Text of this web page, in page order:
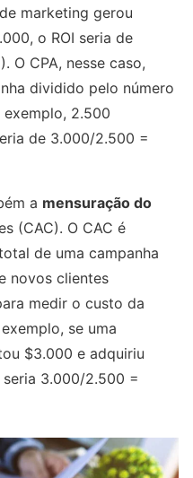
marketing gerou
o ROI seria de
O CPA, nesse caso,
dividido pelo número
2.500
de 3.000/2.500 =
a mensuração do
(CAC). O CAC é
de uma campanha
novos clientes
medir o custo da
se uma
$3.000 e adquiriu
3.000/2.500 =